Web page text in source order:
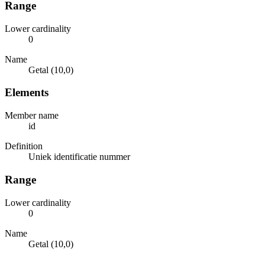
Range
Lower cardinality
0
Name
Getal (10,0)
Elements
Member name
id
Definition
Uniek identificatie nummer
Range
Lower cardinality
0
Name
Getal (10,0)